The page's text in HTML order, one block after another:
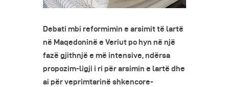
Debati mbi reformimin e arsimit të lartë
në Maqedoninë e Veriut po hyn në një
fazë gjithnjë e më intensive, ndërsa
propozim-ligji i ri për arsimin e lartë dhe
ai për veprimtarinë shkencore-